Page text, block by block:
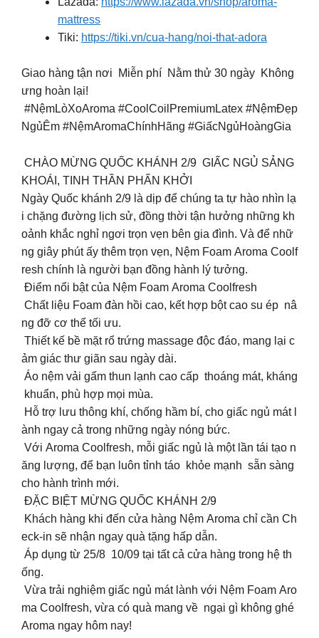
mattress
Tiki: https://tiki.vn/cua-hang/noi-that-adora
Giao hàng tận nơi Miễn phí Nằm thử 30 ngày Không
ưng hoàn lại!
#NệmLòXoAroma #CoolCoilPremiumLatex #NệmĐẹp
NgủÊm #NệmAromaChínhHãng #GiấcNgủHoàngGia
CHÀO MỪNG QUỐC KHÁNH 2/9 GIẤC NGỦ SẢNG
KHOÁI, TINH THẦN PHẤN KHỞI
Ngày Quốc khánh 2/9 là dịp để chúng ta tự hào nhìn lạ
i chặng đường lịch sử, đồng thời tận hưởng những kh
oảnh khắc nghỉ ngơi trọn vẹn bên gia đình. Và để nhữ
ng giây phút ấy thêm trọn vẹn, Nệm Foam Aroma Coolf
resh chính là người bạn đồng hành lý tưởng.
Điểm nổi bật của Nệm Foam Aroma Coolfresh
Chất liệu Foam đàn hồi cao, kết hợp bột cao su ép nâ
ng đỡ cơ thể tối ưu.
Thiết kế bề mặt rổ trứng massage độc đáo, mang lại c
ảm giác thư giãn sau ngày dài.
Áo nệm vải gấm thun lạnh cao cấp thoáng mát, kháng
khuẩn, phù hợp mọi mùa.
Hỗ trợ lưu thông khí, chống hầm bí, cho giấc ngủ mát l
ành ngay cả trong những ngày nóng bức.
Với Aroma Coolfresh, mỗi giấc ngủ là một lần tái tạo n
ăng lượng, để bạn luôn tỉnh táo khỏe mạnh sẵn sàng
cho hành trình mới.
ĐẶC BIỆT MỪNG QUỐC KHÁNH 2/9
Khách hàng khi đến cửa hàng Nệm Aroma chỉ cần Ch
eck-in sẽ nhận ngay quà tặng hấp dẫn.
Áp dụng từ 25/8 10/09 tại tất cả cửa hàng trong hệ th
ống.
Vừa trải nghiệm giấc ngủ mát lành với Nệm Foam Aro
ma Coolfresh, vừa có quà mang về ngại gì không ghé
Aroma ngay hôm nay!